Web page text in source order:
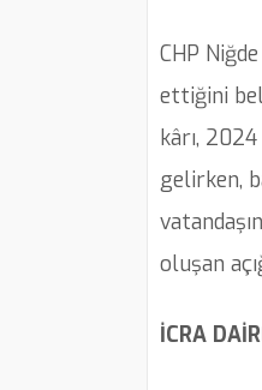
CHP
ettiğini
kârı,
gelirken,
oluşan
İCRA